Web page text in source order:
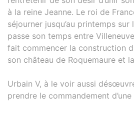
à la reine Jeanne. Le roi de
séjourner jusqu’au printemps
passe son temps entre
fait commencer la construction
son château de Roquemaure et
Urbain V, à le voir aussi
prendre le commandement